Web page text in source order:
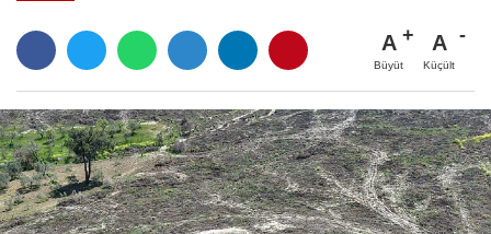
A
Büyüt
A
Küçült